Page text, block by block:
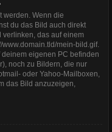
werden. Wenn die
du das Bild auch direkt
verlinken, das auf einem
mein-bild.gif.
eigenen PC befinden
noch zu Bildern, die nur
oder Yahoo-Mailboxen,
das Bild anzuzeigen,